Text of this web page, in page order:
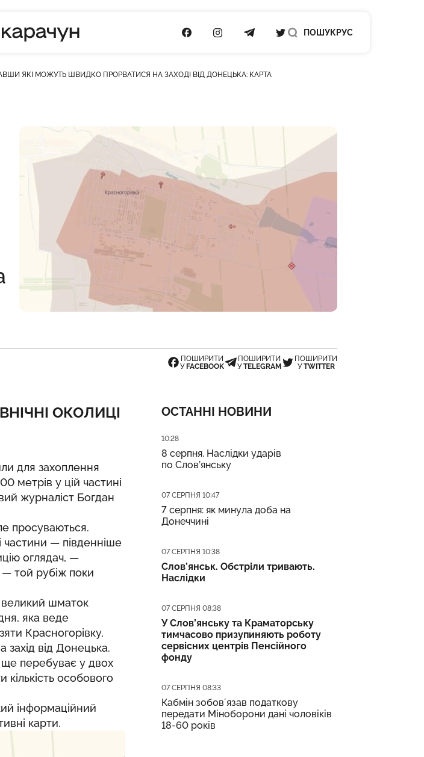
ПОСИЛАННЯ НА FACEBOOK
ПОСИЛАННЯ НА INSTAGRAM
ПОСИЛАННЯ НА TELEGRAM
ПОСИЛАННЯ НА TWITTER
ПОШУК РУС
ЯКІ МОЖУТЬ ШВИДКО ПРОРВАТИСЯ НА ЗАХОДІ ВІД ДОНЕЦЬКА: КАРТА
ПОШИРИТИ
У FACEBOOK
ПОШИРИТИ
УTELEGRAM
ПОШИРИТИ
УTWITTER
ОКОЛИЦІ
для захоплення
метрів у цій частині
журналіст Богдан
просуваються.
частини — південніше
оглядач, —
— той рубіж поки
великий шматок
яка веде
Красногорівку,
від Донецька.
ще перебуває у двох
особового
інформаційний
карти.
ОСТАННІ НОВИНИ
Дата публікації
10:28
8 серпня. Наслідки ударів
по Слов’янську
Дата публікації
07 СЕРПНЯ 10:47
7 серпня: як минула доба на
Донеччині
Дата публікації
07 СЕРПНЯ 10:38
Слов’янськ. Обстріли тривають.
Наслідки
Дата публікації
07 СЕРПНЯ 08:38
У Слов’янську та Краматорську
тимчасово призупиняють роботу
сервісних центрів Пенсійного
фонду
Дата публікації
07 СЕРПНЯ 08:33
Кабмін зобовʼязав податкову
передати Міноборони дані чоловіків
18-60 років